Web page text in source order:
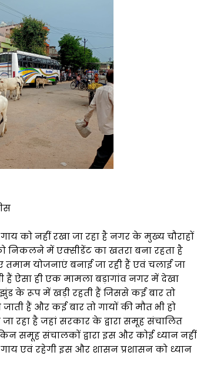
को नहीं रखा जा रहा है नगर के मुख्य चौराहों
निकलने में एक्सीडेंट का खतरा बना रहता है
तमाम योजनाएं बनाई जा रही हैं एवं चलाई जा
ऐसा ही एक मामला बड़ागांव नगर में देखा
के रूप में खड़ी रहती हैं जिससे कई बार तो
हैं और कई बार तो गायों की मौत भी हो
जा रहा है जहां सरकार के द्वारा समूह संचालित
समूह संचालकों द्वारा इस और कोई ध्यान नहीं
गाय एवं रहेगी इस और शासन प्रशासन को ध्यान